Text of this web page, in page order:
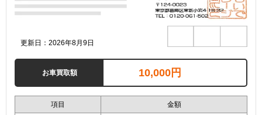
更新日：2026年8月9日
お車買取額 10,000円
項目 金額